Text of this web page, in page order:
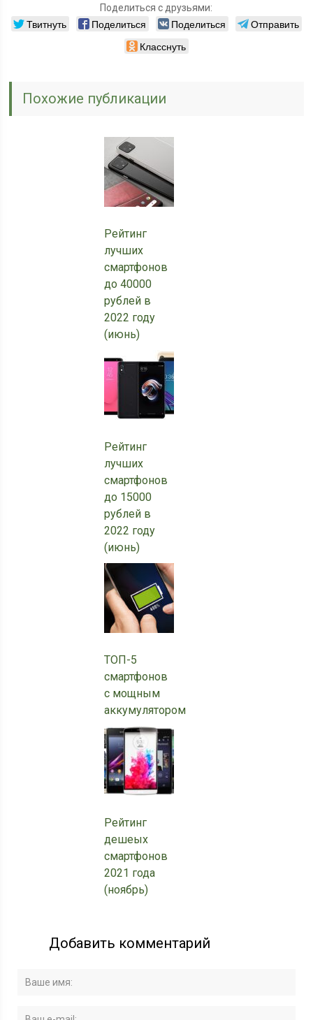
Поделиться с друзьями:
Твитнуть Поделиться Поделиться
Отправить
Класснуть
Похожие публикации
Рейтинг
лучших
смартфонов
до 40000
рублей в
2022 году
(июнь)
Рейтинг
лучших
смартфонов
до 15000
рублей в
2022 году
(июнь)
ТОП-5
смартфонов
с мощным
аккумулятором
Рейтинг
дешеых
смартфонов
2021 года
(ноябрь)
Добавить комментарий